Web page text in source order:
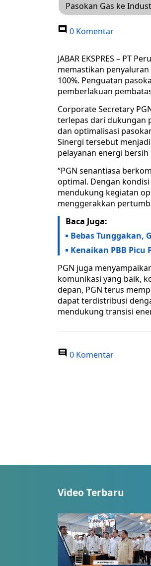
Pasokan Gas ke
0 Komentar
JABAR EKSPRES – PT
memastikan
100%. Penguatan
pemberlakuan
Corporate Secretary
terlepas dari dukungan
dan optimalisasi
Sinergi tersebut
pelayanan energi
“PGN senantiasa
optimal. Dengan
mendukung kegiatan
menggerakkan
Baca Juga:
Bebas Tunggakan,
Kenaikan PBB Picu
PGN juga
komunikasi yang baik,
depan, PGN terus
dapat terdistribusi
mendukung transisi
0 Komentar
Video Terbaru